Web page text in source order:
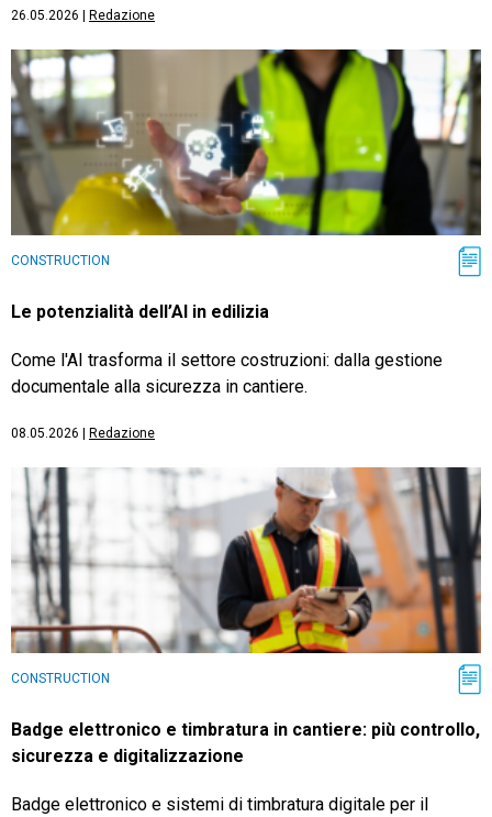
26.05.2026 | Redazione
CONSTRUCTION
Le potenzialità dell’AI in edilizia
Come l'AI trasforma il settore costruzioni: dalla gestione
documentale alla sicurezza in cantiere.
08.05.2026 | Redazione
CONSTRUCTION
Badge elettronico e timbratura in cantiere: più controllo,
sicurezza e digitalizzazione
Badge elettronico e sistemi di timbratura digitale per il